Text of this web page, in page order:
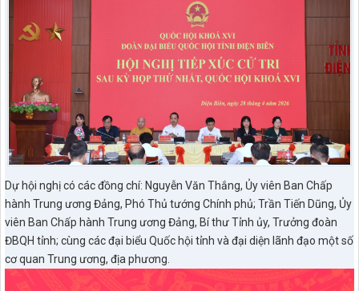
Dự hội nghị có các đồng chí: Nguyễn Văn Thắng, Ủy viên Ban Chấp
hành Trung ương Đảng, Phó Thủ tướng Chính phủ; Trần Tiến Dũng, Ủy
viên Ban Chấp hành Trung ương Đảng, Bí thư Tỉnh ủy, Trưởng đoàn
ĐBQH tỉnh; cùng các đại biểu Quốc hội tỉnh và đại diện lãnh đạo một số
cơ quan Trung ương, địa phương.